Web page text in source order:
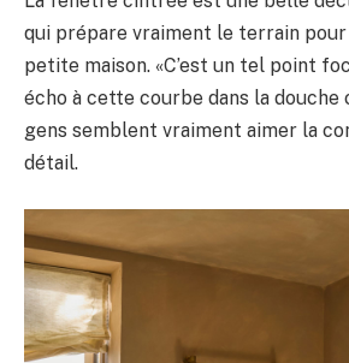
qui prépare vraiment le terrain
petite maison. «C’est un tel point
écho à cette courbe dans la douche
gens semblent vraiment aimer la
détail.